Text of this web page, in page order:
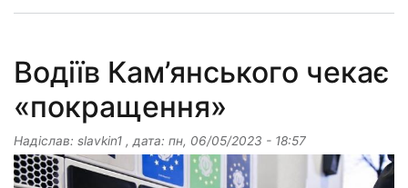
Водіїв Кам’янського чекає
«покращення»
Надіслав: slavkin1 , дата: пн, 06/05/2023 - 18:57